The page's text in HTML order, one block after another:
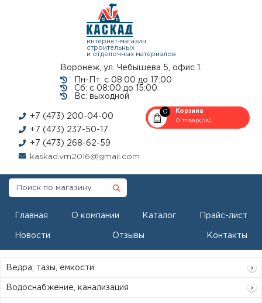
интернет-магазин
строительных
и отделочных материалов
Воронеж, ул. Чебышева 5, офис 1.
Пн-Пт: с 08:00 до 17:00
Сб: с 08:00 до 15:00
Вс: выходной
+7 (473) 200-04-00
+7 (473) 237-50-17
+7 (473) 268-62-59
kaskad.vrn2016@gmail.com
0
Корзина
0 товар(ов)
Главная О компании Каталог Прайс-лист
Новости Отзывы Контакты
Ведра, тазы, емкости
Водоснабжение, канализация